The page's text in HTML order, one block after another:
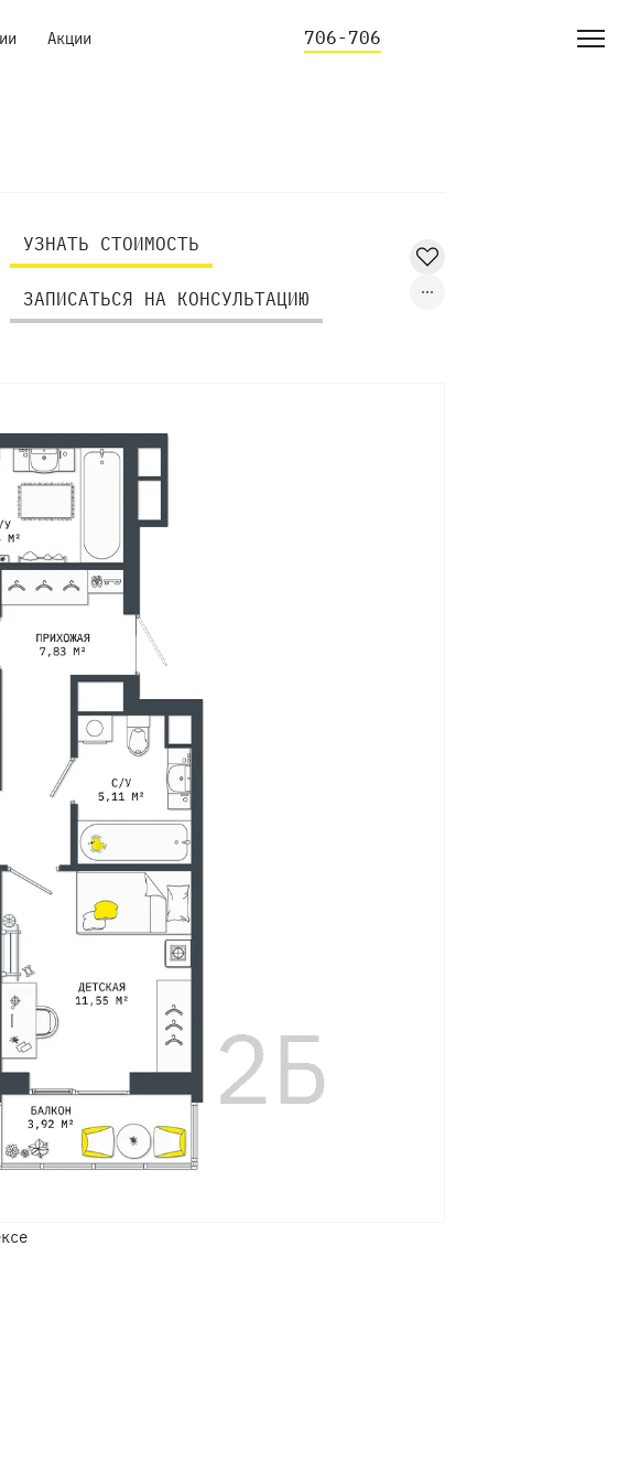
Акции 706-706
УЗНАТЬ СТОИМОСТЬ
ЗАПИСАТЬСЯ НА КОНСУЛЬТАЦИЮ